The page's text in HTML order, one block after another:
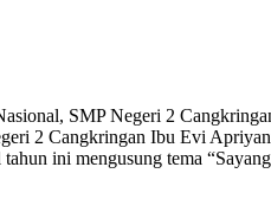
SMP Negeri 2
2 Cangkringan Ibu Evi
ini mengusung tema